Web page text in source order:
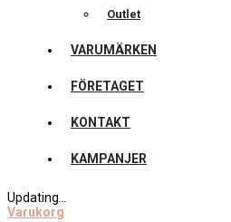
Outlet
VARUMÄRKEN
FÖRETAGET
KONTAKT
KAMPANJER
Updating
Varukorg